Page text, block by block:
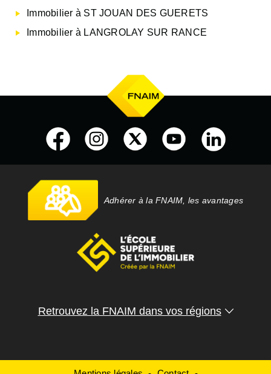
Immobilier à ST JOUAN DES GUERETS
Immobilier à LANGROLAY SUR RANCE
Adhérer à la FNAIM, les avantages
Retrouvez la FNAIM dans vos régions